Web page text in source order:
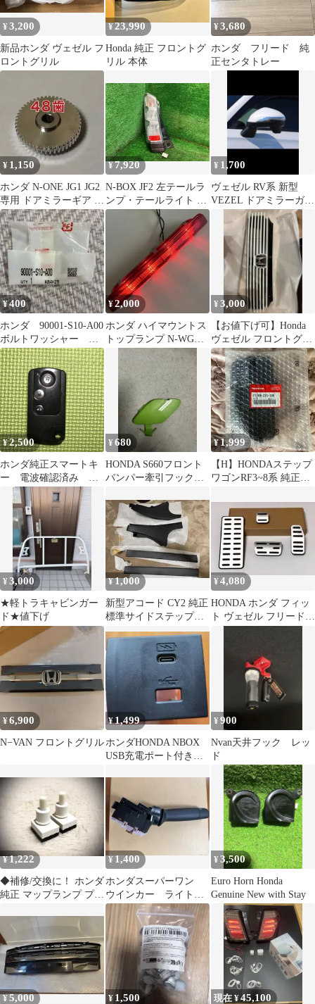
¥3,200
新品ホンダ ヴェゼル フ
ロントグリル
¥23,990
Honda 純正 フロントグ
リル 本体
¥3,680
ホンダ フリード 純
正センタトレー
¥ 1,150
ホンダ N-ONE JG1 JG2
専用 ドアミラーギア 格
納ミラーリペアギア
¥7,920
N-BOX JF2 左テールラ
ンプ・テールライト G
SSパッケージ 2トーン
カラースタイル イチコ
D105 33551-TY0-N01
¥ 1,700
ヴェゼル RV系 新型
VEZEL ドアミラーガー
ニッシュ
¥400
ホンダ 90001-S10-A00
ボルトワッシャー 部
品HONDA
¥2,000
ホンダ ハイマウントス
トップランプ N-WGN
N-VAN JF3 JJ1
¥3,000
【お値下げ可】Honda
ヴェゼル フロントグリ
ル 新車外し
¥2,500
ホンダ純正スマートキ
ー 電波確認済み
GB3-4 フリードスパイ
¥680
HONDA S660フロント
バンパー牽引フックカ
ーンパール
¥1,999
【H】HONDAステップ
ワゴンRF3~8系 純正部
¥3,000
★軽トラキャビンガー
ド★値下げ
¥1,000
新型アコード CY2 純正
標準サイドステップガ
ーニッシュ 4枚
¥4,080
HONDA ホンダ フィッ
ト ヴェゼル フリード
¥6,900
N−VAN フロントグリル
¥1,499
ホンダHONDA NBOX
USB充電ポート付きデ
¥900
Nvan天井フック レッ
ド
¥1,222
◆補修/交換に！ ホンダ
純正 マップランプ プッ
¥1,400
ホンダスーパーワン
ウインカー ライトス
イッチ
¥3,500
Euro Horn Honda
Genuine New with Stay
¥5,000 ¥ 1,500 現在 ¥45,100